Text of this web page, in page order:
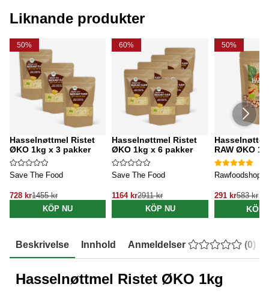
Liknande produkter
50%
Hasselnøttmel Ristet
ØKO 1kg x 3 pakker
Save The Food
728 kr1455 kr
KÖP NU
60%
Hasselnøttmel Ristet
ØKO 1kg x 6 pakker
Save The Food
1164 kr2911 kr
KÖP NU
50%
Hasselnøtter
RAW ØKO
Rawfoodshop
291 kr583 kr
KÖP
Beskrivelse Innhold Anmeldelser (0)
Hasselnøttmel Ristet ØKO 1kg